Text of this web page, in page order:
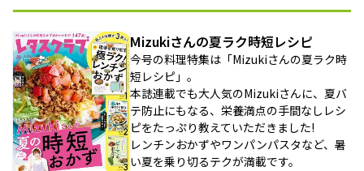
Mizukiさんの夏ラク時短レシピ
今号の料理特集は「Mizukiさんの夏ラク時
短レシピ」。
本誌連載でも大人気のMizukiさんに、夏バ
テ防止にもなる、栄養満点の手間なしレシ
ピをたっぷり教えていただきました!
レンチンおかずやワンパンパスタなど、暑
い夏を乗り切るテクが満載です。